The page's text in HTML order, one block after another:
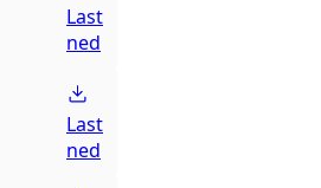
Last
ned
Last
ned